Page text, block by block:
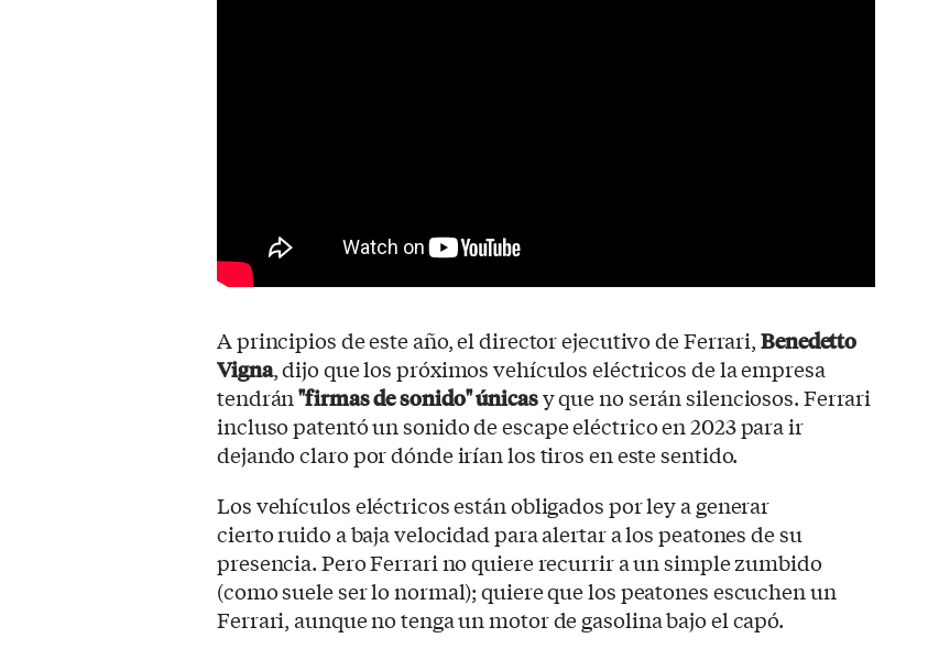
A principios de este año, el director ejecutivo de Ferrari,Benedetto
Vigna, dijo que los próximos vehículos eléctricos de la empresa
tendrán"firmas de sonido" únicasy que no serán silenciosos. Ferrari
incluso patentó un sonido de escape eléctrico en 2023 para ir
dejando claro por dónde irían los tiros en este sentido.
Los vehículos eléctricos están obligados por ley a generar
cierto ruido a baja velocidad para alertar a los peatones de su
presencia. Pero Ferrari no quiere recurrir a un simple zumbido
(como suele ser lo normal); quiere que los peatones escuchen un
Ferrari, aunque no tenga un motor de gasolina bajo el capó.